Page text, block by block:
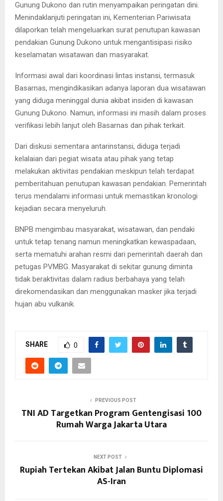
Gunung Dukono dan rutin menyampaikan peringatan dini.
Menindaklanjuti peringatan ini, Kementerian Pariwisata
dilaporkan telah mengeluarkan surat penutupan kawasan
pendakian Gunung Dukono untuk mengantisipasi risiko
keselamatan wisatawan dan masyarakat.
Informasi awal dari koordinasi lintas instansi, termasuk
Basarnas, mengindikasikan adanya laporan dua wisatawan
yang diduga meninggal dunia akibat insiden di kawasan
Gunung Dukono. Namun, informasi ini masih dalam proses
verifikasi lebih lanjut oleh Basarnas dan pihak terkait.
Dari diskusi sementara antarinstansi, diduga terjadi
kelalaian dari pegiat wisata atau pihak yang tetap
melakukan aktivitas pendakian meskipun telah terdapat
pemberitahuan penutupan kawasan pendakian. Pemerintah
terus mendalami informasi untuk memastikan kronologi
kejadian secara menyeluruh.
BNPB mengimbau masyarakat, wisatawan, dan pendaki
untuk tetap tenang namun meningkatkan kewaspadaan,
serta mematuhi arahan resmi dari pemerintah daerah dan
petugas PVMBG. Masyarakat di sekitar gunung diminta
tidak beraktivitas dalam radius berbahaya yang telah
direkomendasikan dan menggunakan masker jika terjadi
hujan abu vulkanik.
SHARE 0
PREVIOUS POST
TNI AD Targetkan Program Gentengisasi 100
Rumah Warga Jakarta Utara
NEXT POST
Rupiah Tertekan Akibat Jalan Buntu Diplomasi
AS-Iran